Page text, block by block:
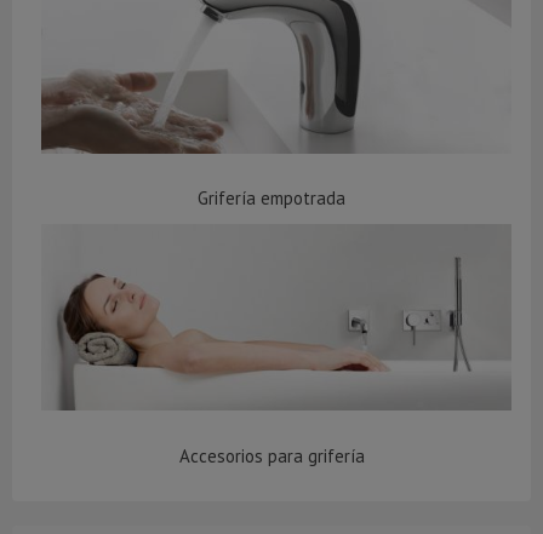
Grifería empotrada
Accesorios para grifería